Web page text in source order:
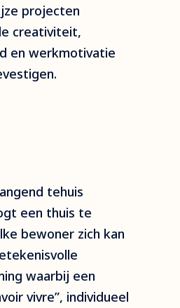
projecten
creativiteit,
en werkmotivatie
tehuis
een thuis te
bewoner zich kan
waarbij een
vivre”, individueel